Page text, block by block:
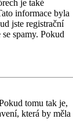
je také
informace byla
jste registrační
spamy. Pokud
tomu tak je,
která by měla